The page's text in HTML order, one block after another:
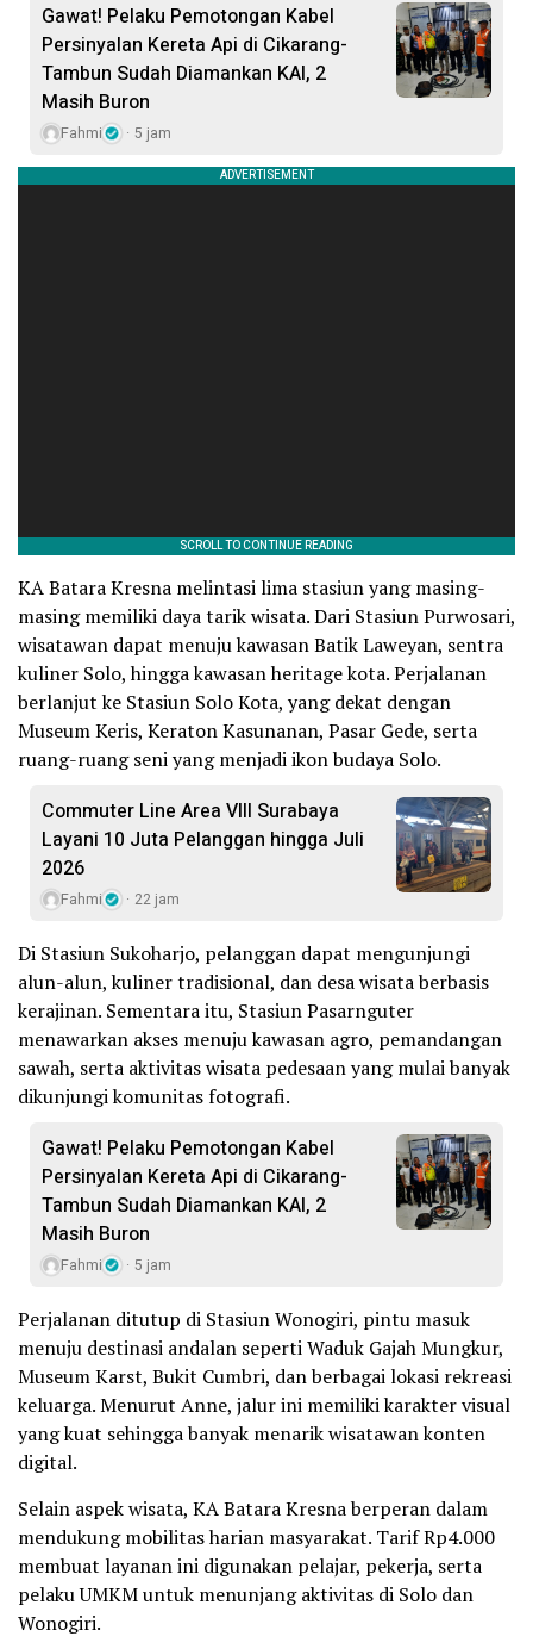
Gawat! Pelaku Pemotongan Kabel
Persinyalan Kereta Api di Cikarang-
Tambun Sudah Diamankan KAI, 2
Masih Buron
Fahmi 5 jam
KA Batara Kresna melintasi lima stasiun yang masing-
masing memiliki daya tarik wisata. Dari Stasiun Purwosari,
wisatawan dapat menuju kawasan Batik Laweyan, sentra
kuliner Solo, hingga kawasan heritage kota. Perjalanan
berlanjut ke Stasiun Solo Kota, yang dekat dengan
Museum Keris, Keraton Kasunanan, Pasar Gede, serta
ruang-ruang seni yang menjadi ikon budaya Solo.
Commuter Line Area VIII Surabaya
Layani 10 Juta Pelanggan hingga Juli
2026
Fahmi 22 jam
Di Stasiun Sukoharjo, pelanggan dapat mengunjungi
alun-alun, kuliner tradisional, dan desa wisata berbasis
kerajinan. Sementara itu, Stasiun Pasarnguter
menawarkan akses menuju kawasan agro, pemandangan
sawah, serta aktivitas wisata pedesaan yang mulai banyak
dikunjungi komunitas fotografi.
Gawat! Pelaku Pemotongan Kabel
Persinyalan Kereta Api di Cikarang-
Tambun Sudah Diamankan KAI, 2
Masih Buron
Fahmi 5 jam
Perjalanan ditutup di Stasiun Wonogiri, pintu masuk
menuju destinasi andalan seperti Waduk Gajah Mungkur,
Museum Karst, Bukit Cumbri, dan berbagai lokasi rekreasi
keluarga. Menurut Anne, jalur ini memiliki karakter visual
yang kuat sehingga banyak menarik wisatawan konten
digital.
Selain aspek wisata, KA Batara Kresna berperan dalam
mendukung mobilitas harian masyarakat. Tarif Rp4.000
membuat layanan ini digunakan pelajar, pekerja, serta
pelaku UMKM untuk menunjang aktivitas di Solo dan
Wonogiri.